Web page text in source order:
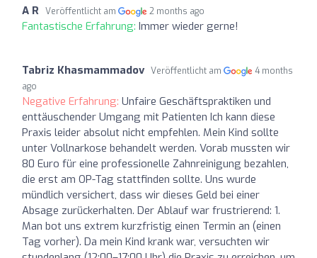
A R Veröffentlicht am 2 months ago
Fantastische Erfahrung: Immer wieder gerne!
Tabriz Khasmammadov Veröffentlicht am
4 months
ago
Negative Erfahrung: Unfaire Geschäftspraktiken und
enttäuschender Umgang mit Patienten Ich kann diese
Praxis leider absolut nicht empfehlen. Mein Kind sollte
unter Vollnarkose behandelt werden. Vorab mussten wir
80 Euro für eine professionelle Zahnreinigung bezahlen,
die erst am OP-Tag stattfinden sollte. Uns wurde
mündlich versichert, dass wir dieses Geld bei einer
Absage zurückerhalten. Der Ablauf war frustrierend: 1.
Man bot uns extrem kurzfristig einen Termin an (einen
Tag vorher). Da mein Kind krank war, versuchten wir